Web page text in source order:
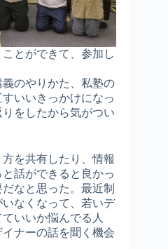
とができて、参加し
のやりかた、私塾の
いいきっかけになっ
をしたから気がつい
を共有したり、情報
話ができると良かっ
なと思った。最近制
なくなって、若いデ
いいか悩んでる人
ナーの話を聞く機会